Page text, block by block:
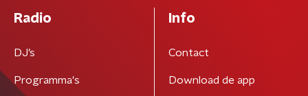
Radio
DJ’s
Programma's
Info
Contact
Download de app